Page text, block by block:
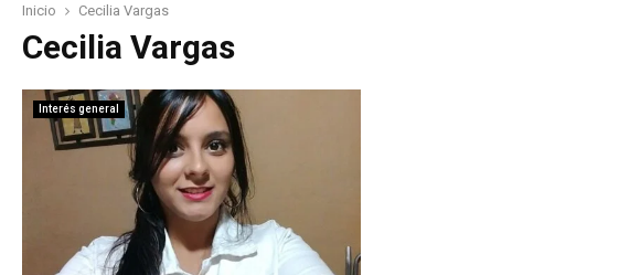
Inicio Cecilia Vargas
Cecilia Vargas
Interés general